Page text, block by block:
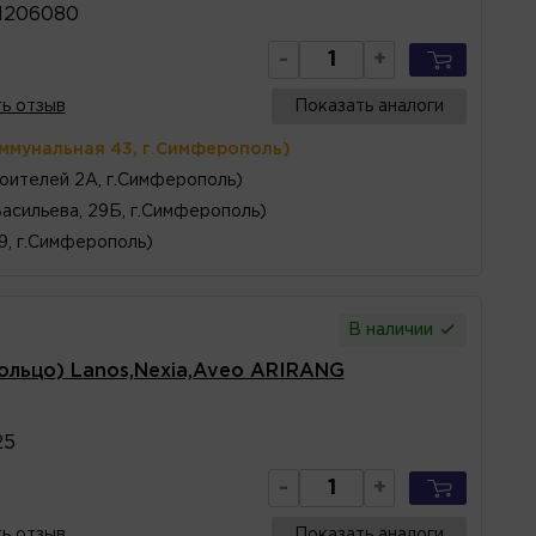
- +
отзыв Показать аналоги
43, г.Симферополь)
2А, г.Симферополь)
29Б, г.Симферополь)
г.Симферополь)
В наличии
Lanos,Nexia,Aveo ARIRANG
- +